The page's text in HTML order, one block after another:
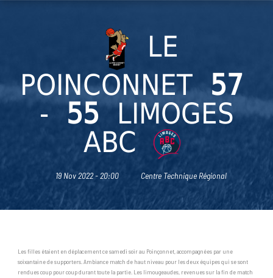
LE
POINCONNET 57
- 55 LIMOGES
ABC
19 Nov 2022 - 20:00 Centre Technique Régional
Les filles étaient en déplacement ce samedi soir au Poinçonnet, accompagnées par une
soixantaine de supporters. Ambiance match de haut niveau pour les deux équipes qui se sont
rendues coup pour coup durant toute la partie. Les limougeaudes, revenues sur la fin de match